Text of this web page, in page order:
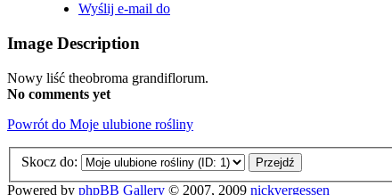
Wyślij e-mail do
Image Description
Nowy liść theobroma grandiflorum.
No comments yet
Powrót do Moje ulubione rośliny
Skocz do:
Powered by phpBB Gallery © 2007, 2009 nickvergessen